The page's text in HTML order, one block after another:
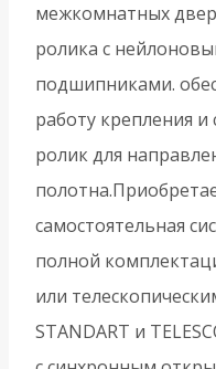
межкомнатных
ролика с
подшипниками.
работу крепления
ролик для
самостоятельная
полной
или
STANDART и